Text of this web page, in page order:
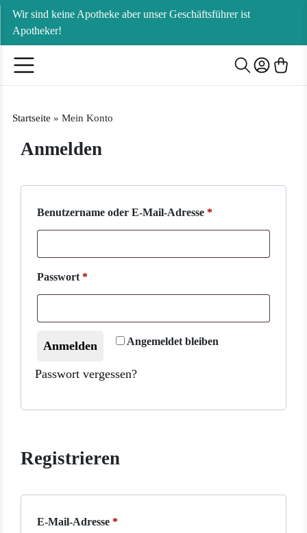
Wir sind keine Apotheke aber unser Geschäftsführer ist
Apotheker!
Startseite » Mein Konto
Anmelden
Benutzername oder E-Mail-Adresse *Erforderlich
Passwort*Erforderlich
Angemeldet bleiben
Anmelden
Passwort vergessen?
Registrieren
E-Mail-Adresse *Erforderlich